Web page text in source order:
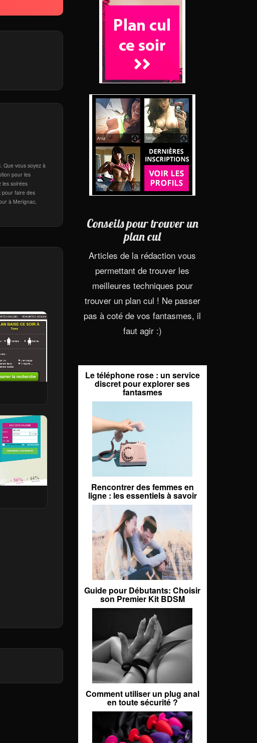
Que vous soyez à
pour les
les soirées
pour faire des
à Merignac,
Conseils pour trouver un
plan cul
Articles de la rédaction vous
permettant de trouver les
meilleures techniques pour
trouver un plan cul ! Ne passer
pas à coté de vos fantasmes, il
faut agir :)
Le téléphone rose : un service
discret pour explorer ses
fantasmes
Rencontrer des femmes en
ligne : les essentiels à savoir
Guide pour Débutants: Choisir
son Premier Kit BDSM
Comment utiliser un plug anal
en toute sécurité ?